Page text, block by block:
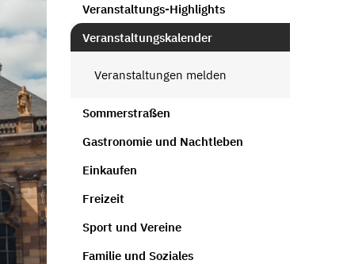
Veranstaltungs-Highlights
Veranstaltungskalender
Veranstaltungen melden
Sommerstraßen
Gastronomie und Nachtleben
Einkaufen
Freizeit
Sport und Vereine
Familie und Soziales